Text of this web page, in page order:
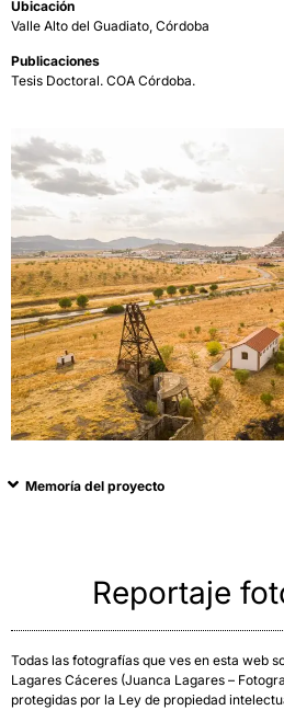
Ubicación
Valle Alto del Guadiato, Córdoba
Publicaciones
Tesis Doctoral. COA Córdoba.
Memoría del proyecto
Reportaje
Todas las fotografías que ves en esta web
Lagares Cáceres (Juanca Lagares –
protegidas por la Ley de propiedad